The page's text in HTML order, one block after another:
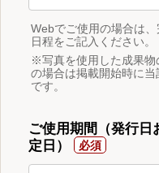
Webでご使用の場合は
日程をご記入ください。
※写真を使用した成果物
の場合は掲載開始時に
です。
ご使用期間（発行日
定日）